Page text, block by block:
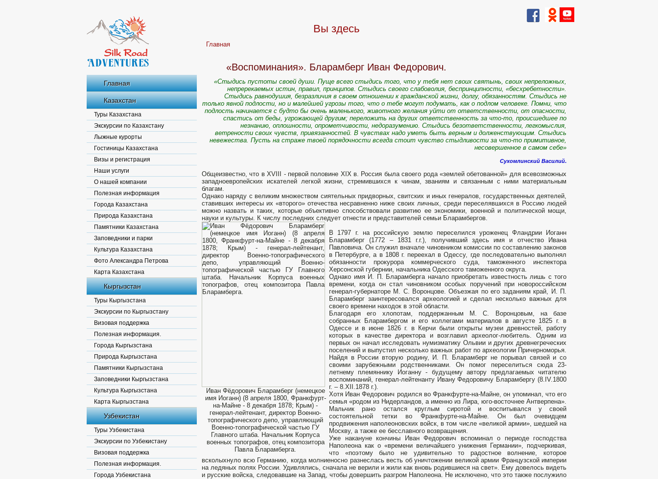
Главная
Казахстан
Туры Казахстана
Экскурсии по Казахстану
Лыжные курорты
Гостиницы Казахстана
Визы и регистрация
Наши услуги
О нашей компании
Полезная информация
Города Казахстана
Природа Казахстана
Памятники Казахстана
Заповедники и парки
Культура Казахстана
Фото Александра Петрова
Карта Казахстана
Кыргызстан
Туры Кыргызстана
Экскурсии по Кыргызстану
Визовая поддержка
Полезная информация.
Города Кыргызстана
Природа Кыргызстана
Памятники Кыргызстана
Заповедники Кыргызстана
Культура Кыргызстана
Карта Кыргызстана
Узбекистан
Туры Узбекистана
Экскурсии по Узбекистану
Визовая поддержка
Полезная информация.
Города Узбекистана
Вы здесь
Главная
«Воспоминания». Бларамберг Иван Федорович.
«Стыдись пустоты своей души. Пуще всего стыдись того, что у тебя нет своих святынь, своих непреложных,
непререкаемых истин, правил, принципов. Стыдись своего слабоволия, беспринципности, «бесхребетности».
Стыдись равнодушия, безразличия в своем отношении к гражданской жизни, долгу, обязанностям. Стыдись не
только явной подлости, но и малейшей угрозы того, что о тебе могут подумать, как о подлом человеке. Помни, что
подлость начинается с будто бы очень маленького, животного желания уйти от ответственности, от опасности,
спастись от беды, угрожающей другим; переложить на других ответственность за что-то, происшедшее по
незнанию, оплошности, опрометчивости, недоразумению. Стыдись безответственности, легкомыслия,
ветрености своих чувств, привязанностей. В чувствах надо уметь быть верным и долженствующим. Стыдись
невежества. Пусть на страже твоей порядочности всегда стоит чувство стыдливости за что-то примитивное,
несовершенное в самом себе»
Сухомлинский Василий.
Общеизвестно, что в XVIII - первой половине XIX в. Россия была своего рода «землей обетованной» для всевозможных
западноевропейских искателей легкой жизни, стремившихся к чинам, званиям и связанным с ними материальным
благам.
Однако наряду с великим множеством сиятельных придворных, свитских и иных генералов, государственных деятелей,
ставивших интересы их «второго» отечества несравненно ниже своих личных, среди переселявшихся в Россию людей
можно назвать и таких, которые объективно способствовали развитию ее экономики, военной и политической мощи,
науки и культуры. К числу последних следует отнести и представителей семьи Бларамбергов.
Иван Фёдорович Бларамберг (немецкое
имя Иоганн) (8 апреля 1800, Франкфурт-
на-Майне - 8 декабря 1878; Крым) -
генерал-лейтенант, директор Военно-
топографического депо, управляющий
Военно-топографической частью ГУ
Главного штаба. Начальник Корпуса
военных топографов, отец композитора
Павла Бларамберга.
В 1797 г. на российскую землю переселился уроженец Фландрии Иоганн
Бларамберг (1772 – 1831 г.г.), получивший здесь имя и отчество Ивана
Павловича. Он служил вначале чиновником комиссии по составлению законов
в Петербурге, а в 1808 г. переехал в Одессу, где последовательно выполнял
обязанности прокурора коммерческого суда, таможенного инспектора
Херсонской губернии, начальника Одесского таможенного округа.
Однако имя И. П. Бларамберга начало приобретать известность лишь с того
времени, когда он стал чиновником особых поручений при новороссийском
генерал-губернаторе М. С. Воронцове. Объезжая по его заданиям край, И. П.
Бларамберг заинтересовался археологией и сделал несколько важных для
своего времени находок в этой области.
Благодаря его хлопотам, поддержанным М. С. Воронцовым, на базе
собранных Бларамбергом и его коллегами материалов в августе 1825 г. в
Одессе и в июне 1826 г. в Керчи были открыты музеи древностей, работу
которых в качестве директора и возглавил археолог-любитель. Одним из
первых он начал исследовать нумизматику Ольвии и других древнегреческих
поселений и выпустил несколько важных работ по археологии Причерноморья.
Найдя в России вторую родину, И. П. Бларамберг не порывал связей и со
своими зарубежными родственниками. Он помог переселиться сюда 23-
летнему племяннику Иоганну - будущему автору предлагаемых читателю
воспоминаний, генерал-лейтенанту Ивану Федоровичу Бларамбергу (8.IV.1800
г. – 8.XII.1878 г.).
Хотя Иван Федорович родился во Франкфурте-на-Майне, он упоминал, что его
семья «родом из Нидерландов, а именно из Лира, юго-восточнее Антверпена».
Мальчик рано остался круглым сиротой и воспитывался у своей
состоятельной тетки во Франкфурте-на-Майне. Он был очевидцем
продвижения наполеоновских войск, в том числе «великой армии», шедшей на
Москву, а также ее бесславного возвращения.
Уже накануне кончины Иван Федорович вспоминал о периоде господства
Наполеона как о «времени величайшего унижения Германии», подчеркивая,
что «поэтому было не удивительно то радостное волнение, которое
всколыхнуло всю Германию, когда молниеносно разнеслась весть об уничтожении великой армии Французской империи
на ледяных полях России. Удивлялись, сначала не верили и жили как вновь родившиеся на свет». Ему довелось видеть
и русские войска, следовавшие на Запад, чтобы довершить разгром Наполеона. Не исключено, что это также послужило